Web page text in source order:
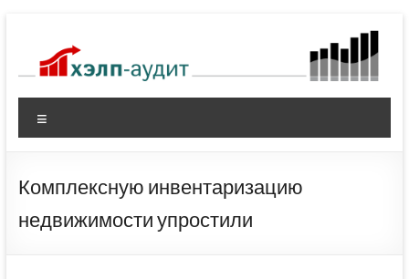
содержимому
Комплексную инвентаризацию
недвижимости упростили